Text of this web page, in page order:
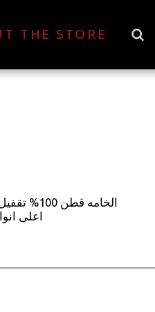
THE STORE
الخامه قطن